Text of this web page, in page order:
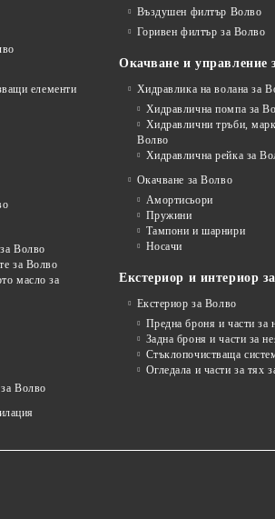
елементи
Волво
за Волво
масло за
Волво
Въздушен филтър Волво
Горивен филтър за Волво
Окачване и управление
Хидравлика на волана за
Хидравлична помпа за
Хидравлични тръби,
Волво
Хидравлична рейка за
Окачване за Волво
Амортисьори
Пружини
Тампони и шарнири
Носачи
Екстериор и интериор
Екстериор за Волво
Предна броня и части за
Задна броня и части за
Стъклопочистваща
Огледала и части за тях